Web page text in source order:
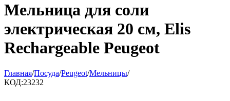
Мельница для соли
электрическая 20 см, Elis
Rechargeable Peugeot
Главная/Посуда/Peugeot/Мельницы/
КОД:23232